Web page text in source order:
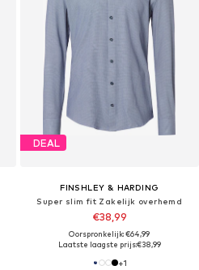
DEAL
FINSHLEY & HARDING
Super slim fit Zakelijk overhemd
€38,99
Oorspronkelijk: €64,99
Laatste laagste prijs:€38,99
+1